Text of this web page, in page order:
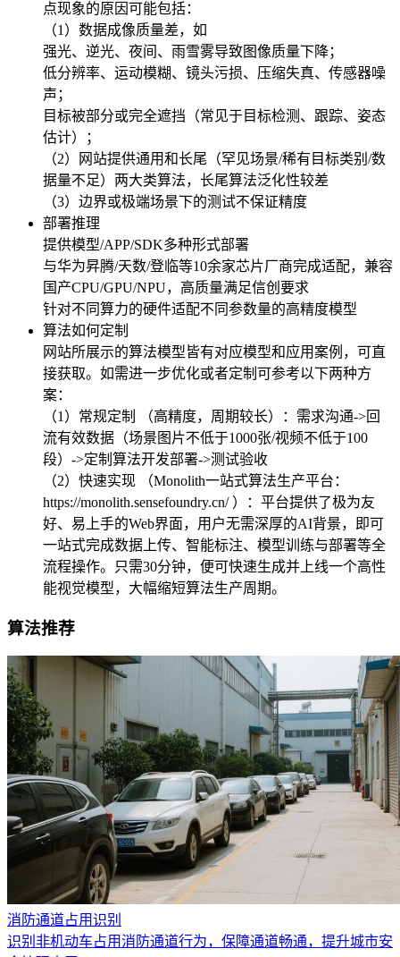
点现象的原因可能包括：
（1）数据成像质量差，如
强光、逆光、夜间、雨雪雾导致图像质量下降；
低分辨率、运动模糊、镜头污损、压缩失真、传感器噪
声；
目标被部分或完全遮挡（常见于目标检测、跟踪、姿态
估计）；
（2）网站提供通用和长尾（罕见场景/稀有目标类别/数
据量不足）两大类算法，长尾算法泛化性较差
（3）边界或极端场景下的测试不保证精度
部署推理
提供模型/APP/SDK多种形式部署
与华为昇腾/天数/登临等10余家芯片厂商完成适配，兼容
国产CPU/GPU/NPU，高质量满足信创要求
针对不同算力的硬件适配不同参数量的高精度模型
算法如何定制
网站所展示的算法模型皆有对应模型和应用案例，可直
接获取。如需进一步优化或者定制可参考以下两种方
案：
（1）常规定制 （高精度，周期较长）：需求沟通->回
流有效数据（场景图片不低于1000张/视频不低于100
段）->定制算法开发部署->测试验收
（2）快速实现 （Monolith一站式算法生产平台：
https://monolith.sensefoundry.cn/ ）：平台提供了极为友
好、易上手的Web界面，用户无需深厚的AI背景，即可
一站式完成数据上传、智能标注、模型训练与部署等全
流程操作。只需30分钟，便可快速生成并上线一个高性
能视觉模型，大幅缩短算法生产周期。
算法推荐
消防通道占用识别
识别非机动车占用消防通道行为，保障通道畅通，提升城市安